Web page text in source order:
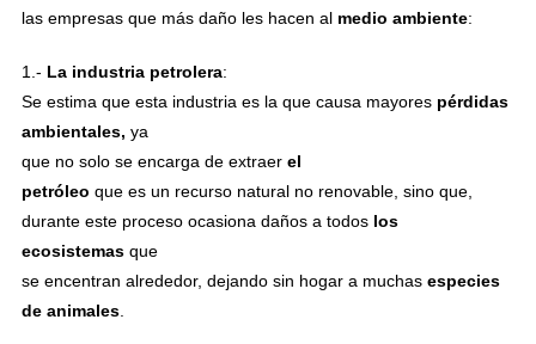
las empresas que más daño les hacen al medio ambiente:
1.- La industria petrolera:
Se estima que esta industria es la que causa mayores pérdidas
ambientales, ya
que no solo se encarga de extraer el
petróleo que es un recurso natural no renovable, sino que,
durante este proceso ocasiona daños a todos los
ecosistemasque
se encentran alrededor, dejando sin hogar a muchas especies
de animales.